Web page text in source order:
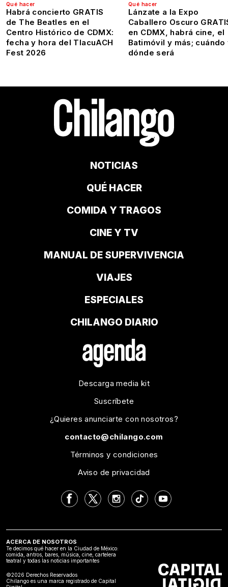
Qué hacer
Habrá concierto GRATIS
de The Beatles en el
Centro Histórico de CDMX:
fecha y hora del TlacuACH
Fest 2026
Qué hacer
Lánzate a la Expo
Caballero Oscuro
en CDMX, habrá cine, el
Batimóvil y más; cuándo
dónde será
NOTICIAS
QUÉ HACER
COMIDA Y TRAGOS
CINE Y TV
MANUAL DE SUPERVIVENCIA
VIAJES
ESPECIALES
CHILANGO DIARIO
Descarga media kit
Suscríbete
¿Quieres anunciarte con nosotros?
contacto@chilango.com
Términos y condiciones
Aviso de privacidad
ACERCA DE NOSOTROS
Te decimos qué hacer en la Ciudad de México:
comida, antros, bares, música, cine, cartelera
teatral y todas las noticias importantes
©2026 Derechos Reservados
Chilango es una marca registrado de Capital